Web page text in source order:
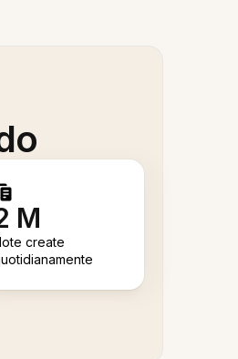
M
create